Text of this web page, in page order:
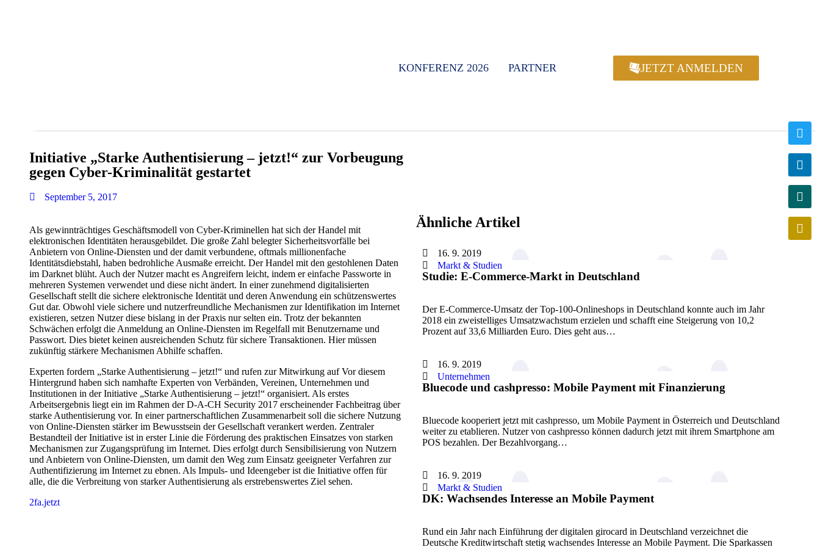
KONFERENZ 2026 PARTNER JETZT ANMELDEN
Initiative „Starke Authentisierung – jetzt!“ zur Vorbeugung
gegen Cyber-Kriminalität gestartet
September 5, 2017
Als gewinnträchtiges Geschäftsmodell von Cyber-Kriminellen hat sich der Handel mit
elektronischen Identitäten herausgebildet. Die große Zahl belegter Sicherheitsvorfälle bei
Anbietern von Online-Diensten und der damit verbundene, oftmals millionenfache
Identitätsdiebstahl, haben bedrohliche Ausmaße erreicht. Der Handel mit den gestohlenen Daten
im Darknet blüht. Auch der Nutzer macht es Angreifern leicht, indem er einfache Passworte in
mehreren Systemen verwendet und diese nicht ändert. In einer zunehmend digitalisierten
Gesellschaft stellt die sichere elektronische Identität und deren Anwendung ein schützenswertes
Gut dar. Obwohl viele sichere und nutzerfreundliche Mechanismen zur Identifikation im Internet
existieren, setzen Nutzer diese bislang in der Praxis nur selten ein. Trotz der bekannten
Schwächen erfolgt die Anmeldung an Online-Diensten im Regelfall mit Benutzername und
Passwort. Dies bietet keinen ausreichenden Schutz für sichere Transaktionen. Hier müssen
zukünftig stärkere Mechanismen Abhilfe schaffen.
Experten fordern „Starke Authentisierung – jetzt!“ und rufen zur Mitwirkung auf Vor diesem
Hintergrund haben sich namhafte Experten von Verbänden, Vereinen, Unternehmen und
Institutionen in der Initiative „Starke Authentisierung – jetzt!“ organisiert. Als erstes
Arbeitsergebnis liegt ein im Rahmen der D-A-CH Security 2017 erscheinender Fachbeitrag über
starke Authentisierung vor. In einer partnerschaftlichen Zusammenarbeit soll die sichere Nutzung
von Online-Diensten stärker im Bewusstsein der Gesellschaft verankert werden. Zentraler
Bestandteil der Initiative ist in erster Linie die Förderung des praktischen Einsatzes von starken
Mechanismen zur Zugangsprüfung im Internet. Dies erfolgt durch Sensibilisierung von Nutzern
und Anbietern von Online-Diensten, um damit den Weg zum Einsatz geeigneter Verfahren zur
Authentifizierung im Internet zu ebnen. Als Impuls- und Ideengeber ist die Initiative offen für
alle, die die Verbreitung von starker Authentisierung als erstrebenswertes Ziel sehen.
2fa.jetzt
Ähnliche Artikel
16. 9. 2019
Markt & Studien
Studie: E-Commerce-Markt in Deutschland
Der E-Commerce-Umsatz der Top-100-Onlineshops in Deutschland konnte auch im Jahr
2018 ein zweistelliges Umsatzwachstum erzielen und schafft eine Steigerung von 10,2
Prozent auf 33,6 Milliarden Euro. Dies geht aus…
16. 9. 2019
Unternehmen
Bluecode und cashpresso: Mobile Payment mit Finanzierung
Bluecode kooperiert jetzt mit cashpresso, um Mobile Payment in Österreich und Deutschland
weiter zu etablieren. Nutzer von cashpresso können dadurch jetzt mit ihrem Smartphone am
POS bezahlen. Der Bezahlvorgang…
16. 9. 2019
Markt & Studien
DK: Wachsendes Interesse an Mobile Payment
Rund ein Jahr nach Einführung der digitalen girocard in Deutschland verzeichnet die
Deutsche Kreditwirtschaft stetig wachsendes Interesse an Mobile Payment. Die Sparkassen